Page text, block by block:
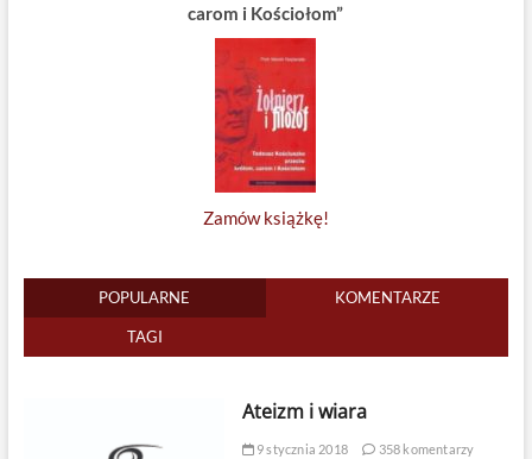
carom i Kościołom”
Zamów książkę!
POPULARNE KOMENTARZE
TAGI
Ateizm i wiara
9 stycznia 2018 358 komentarzy